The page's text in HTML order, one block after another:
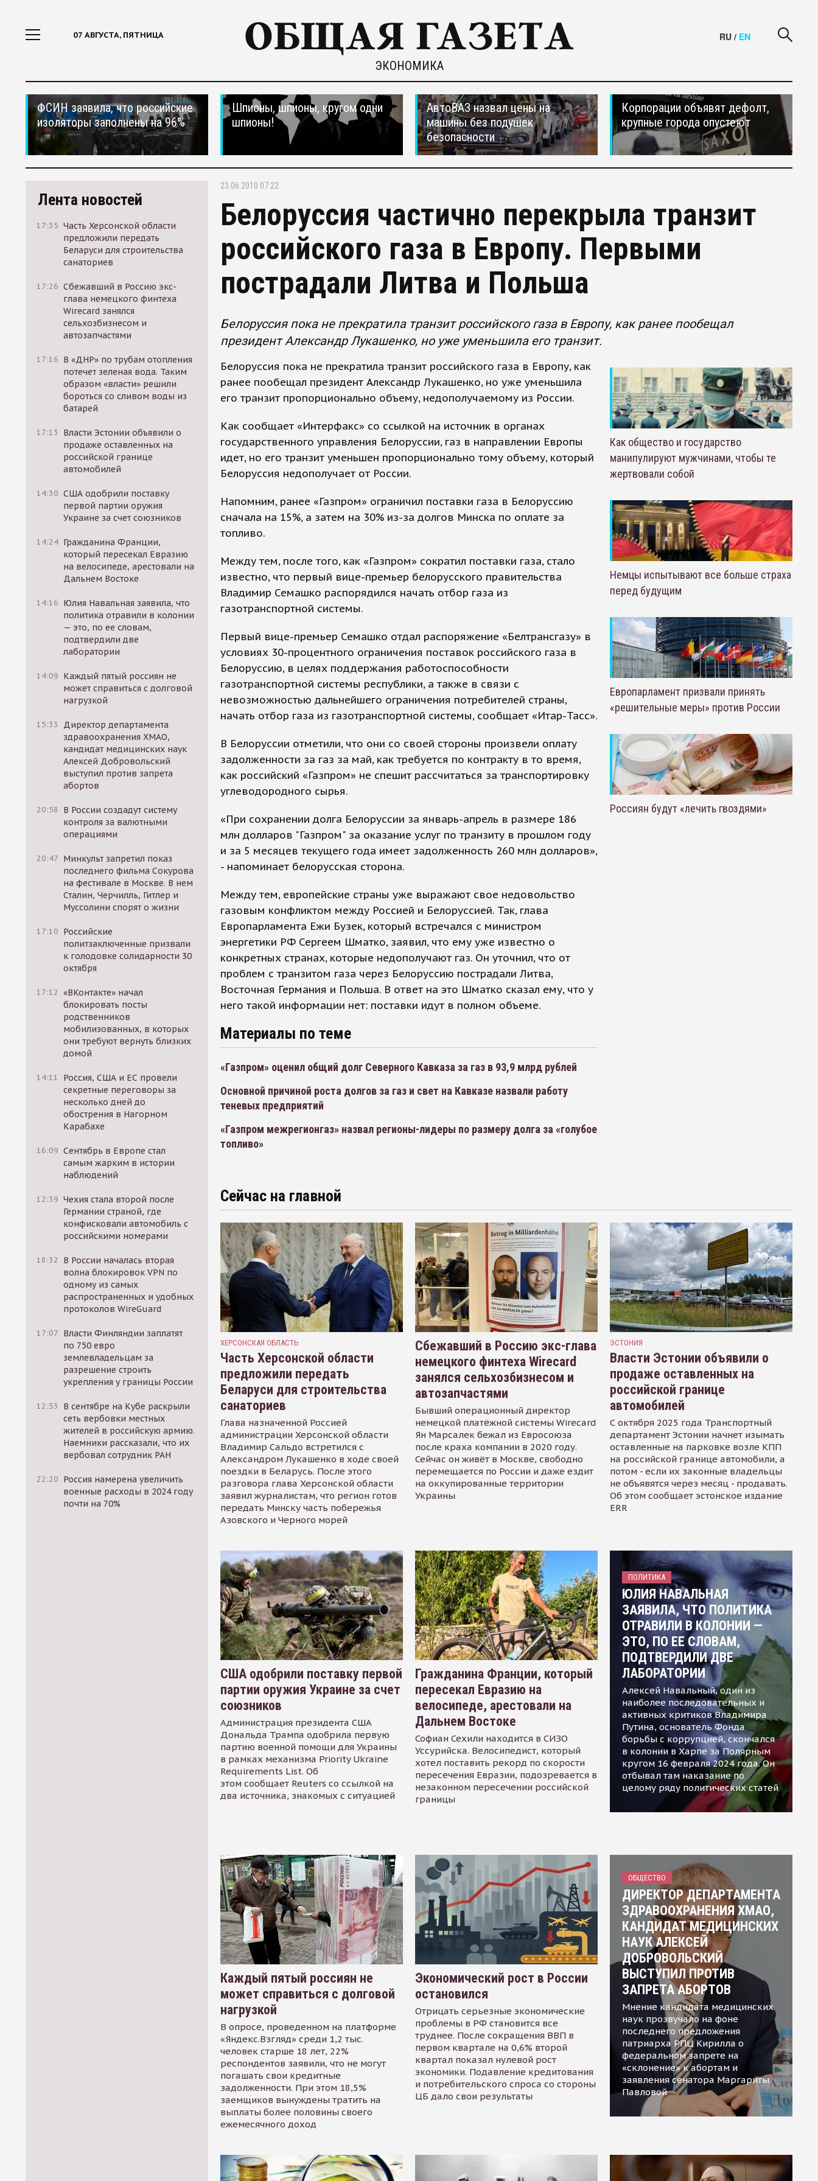
07 АВГУСТА, ПЯТНИЦА
ЭКОНОМИКА
RU / EN
ФСИН заявила, что российские
изоляторы заполнены на 96%
Шпионы, шпионы, кругом одни
шпионы!
АвтоВАЗ назвал цены на
машины без подушек
безопасности
Корпорации объявят дефолт,
крупные города опустеют
Лента новостей
17:35 Часть Херсонской области
предложили передать
Беларуси для строительства
санаториев
17:26 Сбежавший в Россию экс-
глава немецкого финтеха
Wirecard занялся
сельхозбизнесом и
автозапчастями
17:16 В «ДНР» по трубам отопления
потечет зеленая вода. Таким
образом «власти» решили
бороться со сливом воды из
батарей
17:13
Власти Эстонии объявили о
продаже оставленных на
российской границе
автомобилей
14:30 США одобрили поставку
первой партии оружия
Украине за счет союзников
14:24 Гражданина Франции,
который пересекал Евразию
на велосипеде, арестовали на
Дальнем Востоке
14:16 Юлия Навальная заявила, что
политика отравили в колонии
— это, по ее словам,
подтвердили две
лаборатории
14:09 Каждый пятый россиян не
может справиться с долговой
нагрузкой
15:33
Директор департамента
здравоохранения ХМАО,
кандидат медицинских наук
Алексей Добровольский
выступил против запрета
абортов
20:58
В России создадут систему
контроля за валютными
операциями
20:47 Минкульт запретил показ
последнего фильма Сокурова
на фестивале в Москве. В нем
Сталин, Черчилль, Гитлер и
Муссолини спорят о жизни
17:10 Российские
политзаключенные призвали
к голодовке солидарности 30
октября
17:12 «ВКонтакте» начал
блокировать посты
родственников
мобилизованных, в которых
они требуют вернуть близких
домой
14:11
Россия, США и ЕС провели
секретные переговоры за
несколько дней до
обострения в Нагорном
Карабахе
16:09 Сентябрь в Европе стал
самым жарким в истории
наблюдений
12:39 Чехия стала второй после
Германии страной, где
конфисковали автомобиль с
российскими номерами
18:32
В России началась вторая
волна блокировок VPN по
одному из самых
распространенных и удобных
протоколов WireGuard
17:07 Власти Финляндии заплатят
по 750 евро
землевладельцам за
разрешение строить
укрепления у границы России
12:53
В сентябре на Кубе раскрыли
сеть вербовки местных
жителей в российскую армию.
Наемники рассказали, что их
вербовал сотрудник РАН
22:20 Россия намерена увеличить
военные расходы в 2024 году
почти на 70%
23.06.2010 07:22
Белоруссия частично перекрыла транзит
российского газа в Европу. Первыми
пострадали Литва и Польша
Белоруссия пока не прекратила транзит российского газа в Европу, как ранее пообещал
президент Александр Лукашенко, но уже уменьшила его транзит.
Белоруссия пока не прекратила транзит российского газа в Европу, как
ранее пообещал президент Александр Лукашенко, но уже уменьшила
его транзит пропорционально объему, недополучаемому из России.
Как сообщает «Интерфакс» со ссылкой на источник в органах
государственного управления Белоруссии, газ в направлении Европы
идет, но его транзит уменьшен пропорционально тому объему, который
Белоруссия недополучает от России.
Напомним, ранее «Газпром» ограничил поставки газа в Белоруссию
сначала на 15%, а затем на 30% из-за долгов Минска по оплате за
топливо.
Между тем, после того, как «Газпром» сократил поставки газа, стало
известно, что первый вице-премьер белорусского правительства
Владимир Семашко распорядился начать отбор газа из
газотранспортной системы.
Первый вице-премьер Семашко отдал распоряжение «Белтрансгазу» в
условиях 30-процентного ограничения поставок российского газа в
Белоруссию, в целях поддержания работоспособности
газотранспортной системы республики, а также в связи с
невозможностью дальнейшего ограничения потребителей страны,
начать отбор газа из газотранспортной системы, сообщает «Итар-Тасс».
В Белоруссии отметили, что они со своей стороны произвели оплату
задолженности за газ за май, как требуется по контракту в то время,
как российский «Газпром» не спешит рассчитаться за транспортировку
углеводородного сырья.
«При сохранении долга Белоруссии за январь-апрель в размере 186
млн долларов "Газпром" за оказание услуг по транзиту в прошлом году
и за 5 месяцев текущего года имеет задолженность 260 млн долларов»,
- напоминает белорусская сторона.
Между тем, европейские страны уже выражают свое недовольство
газовым конфликтом между Россией и Белоруссией. Так, глава
Европарламента Ежи Бузек, который встречался с министром
энергетики РФ Сергеем Шматко, заявил, что ему уже известно о
конкретных странах, которые недополучают газ. Он уточнил, что от
проблем с транзитом газа через Белоруссию пострадали Литва,
Восточная Германия и Польша. В ответ на это Шматко сказал ему, что у
него такой информации нет: поставки идут в полном объеме.
Материалы по теме
«Газпром» оценил общий долг Северного Кавказа за газ в 93,9 млрд рублей
Основной причиной роста долгов за газ и свет на Кавказе назвали работу
теневых предприятий
«Газпром межрегионгаз» назвал регионы-лидеры по размеру долга за «голубое
топливо»
Как общество и государство
манипулируют мужчинами, чтобы те
жертвовали собой
Немцы испытывают все больше страха
перед будущим
Европарламент призвали принять
«решительные меры» против России
Россиян будут «лечить гвоздями»
Сейчас на главной
ХЕРСОНСКАЯ ОБЛАСТЬ
Часть Херсонской области
предложили передать
Беларуси для строительства
санаториев
Глава назначенной Россией
администрации Херсонской области
Владимир Сальдо встретился с
Александром Лукашенко в ходе своей
поездки в Беларусь. После этого
разговора глава Херсонской области
заявил журналистам, что регион готов
передать Минску часть побережья
Азовского и Черного морей
Сбежавший в Россию экс-глава
немецкого финтеха Wirecard
занялся сельхозбизнесом и
автозапчастями
Бывший операционный директор
немецкой платёжной системы Wirecard
Ян Марсалек бежал из Евросоюза
после краха компании в 2020 году.
Сейчас он живёт в Москве, свободно
перемещается по России и даже ездит
на оккупированные территории
Украины
ЭСТОНИЯ
Власти Эстонии объявили о
продаже оставленных на
российской границе
автомобилей
С октября 2025 года Транспортный
департамент Эстонии начнет изымать
оставленные на парковке возле КПП
на российской границе автомобили, а
потом - если их законные владельцы
не объявятся через месяц - продавать.
Об этом сообщает эстонское издание
ERR
США одобрили поставку первой
партии оружия Украине за счет
союзников
Администрация президента США
Дональда Трампа одобрила первую
партию военной помощи для Украины
в рамках механизма Priority Ukraine
Requirements List. Об
этом сообщает Reuters со ссылкой на
два источника, знакомых с ситуацией
Гражданина Франции, который
пересекал Евразию на
велосипеде, арестовали на
Дальнем Востоке
Софиан Сехили находится в СИЗО
Уссурийска. Велосипедист, который
хотел поставить рекорд по скорости
пересечения Евразии, подозревается в
незаконном пересечении российской
границы
ПОЛИТИКА
ЮЛИЯ НАВАЛЬНАЯ
ЗАЯВИЛА, ЧТО ПОЛИТИКА
ОТРАВИЛИ В КОЛОНИИ —
ЭТО, ПО ЕЕ СЛОВАМ,
ПОДТВЕРДИЛИ ДВЕ
ЛАБОРАТОРИИ
Алексей Навальный, один из
наиболее последовательных и
активных критиков Владимира
Путина, основатель Фонда
борьбы с коррупцией, скончался
в колонии в Харпе за Полярным
кругом 16 февраля 2024 года. Он
отбывал там наказание по
целому ряду политических статей
Каждый пятый россиян не
может справиться с долговой
нагрузкой
В опросе, проведенном на платформе
«Яндекс.Взгляд» среди 1,2 тыс.
человек старше 18 лет, 22%
респондентов заявили, что не могут
погашать свои кредитные
задолженности. При этом 18,5%
заемщиков вынуждены тратить на
выплаты более половины своего
ежемесячного доход
Экономический рост в России
остановился
Отрицать серьезные экономические
проблемы в РФ становится все
труднее. После сокращения ВВП в
первом квартале на 0,6% второй
квартал показал нулевой рост
экономики. Подавление кредитования
и потребительского спроса со стороны
ЦБ дало свои результаты
ОБЩЕСТВО
ДИРЕКТОР ДЕПАРТАМЕНТА
ЗДРАВООХРАНЕНИЯ ХМАО,
КАНДИДАТ МЕДИЦИНСКИХ
НАУК АЛЕКСЕЙ
ДОБРОВОЛЬСКИЙ
ВЫСТУПИЛ ПРОТИВ
ЗАПРЕТА АБОРТОВ
Мнение кандидата медицинских
наук прозвучало на фоне
последнего предложения
патриарха РПЦ Кирилла о
федеральном запрете на
«склонение» к абортам и
заявления сенатора Маргариты
Павловой